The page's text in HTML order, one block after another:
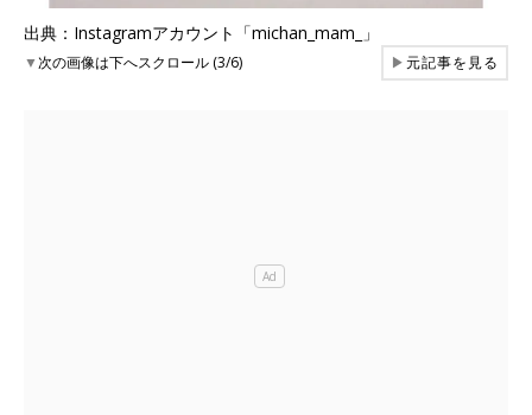
出典：Instagramアカウント「michan_mam_」
▼次の画像は下へスクロール (3/6) ▶元記事を見る